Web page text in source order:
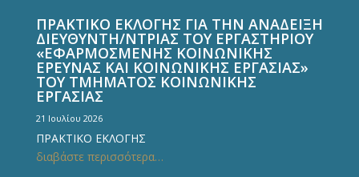
ΠΡΑΚΤΙΚΟ ΕΚΛΟΓΗΣ ΓΙΑ ΤΗΝ ΑΝΑΔΕΙΞΗ
ΔΙΕΥΘΥΝΤΗ/ΝΤΡΙΑΣ ΤΟΥ ΕΡΓΑΣΤΗΡΙΟΥ
«ΕΦΑΡΜΟΣΜΕΝΗΣ ΚΟΙΝΩΝΙΚΗΣ
ΕΡΕΥΝΑΣ ΚΑΙ ΚΟΙΝΩΝΙΚΗΣ ΕΡΓΑΣΙΑΣ»
ΤΟΥ ΤΜΗΜΑΤΟΣ ΚΟΙΝΩΝΙΚΗΣ
ΕΡΓΑΣΙΑΣ
21 Ιουλίου 2026
ΠΡΑΚΤΙΚΟ ΕΚΛΟΓΗΣ
διαβάστε περισσότερα…